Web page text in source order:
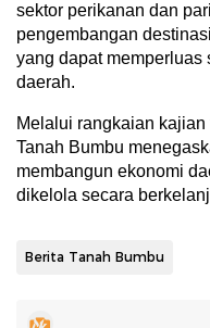
sektor perikanan dan
pengembangan
yang dapat memperluas
daerah.
Melalui rangkaian
Tanah Bumbu
membangun ekonomi
dikelola secara
Berita Tanah Bumbu